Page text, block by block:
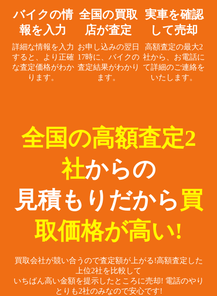
バイクの情
報を入力
詳細な情報を入力
すると、
より正確
な査定価格がわか
ります。
全国の買取
店が査定
お申し込みの翌日
17時に、 バイクの
査定結果がわかり
ます。
実車を確認
して売却
高額査定の最大2
社から、 お電話に
て詳細のご連絡を
いたします。
全国の高額査定2
社からの
見積もりだから 買
取価格が高い!
買取会社が競い合うので査定額が上がる!高額査定した
上位2社を比較して
いちばん高い金額を提示したところに売却! 電話のやり
とりも2社のみなので安心です!